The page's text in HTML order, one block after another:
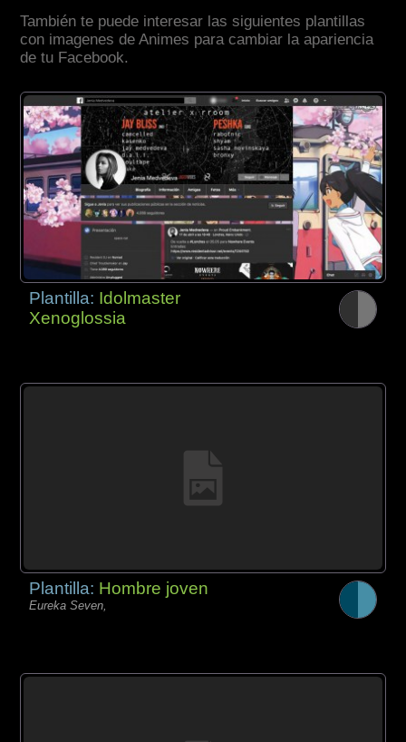
También te puede interesar las siguientes plantillas
con imagenes de Animes para cambiar la apariencia
de tu Facebook.
Plantilla: Idolmaster
Xenoglossia
Plantilla: Hombre joven
Eureka Seven,